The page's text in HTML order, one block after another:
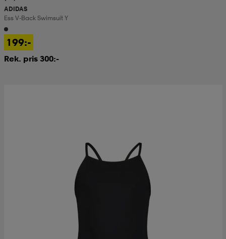
ADIDAS
Ess V-Back Swimsuit Y
199:-
Rek. pris 300:-